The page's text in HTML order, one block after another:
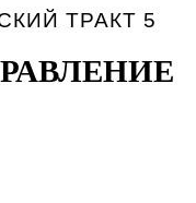
ТРАКТ 5